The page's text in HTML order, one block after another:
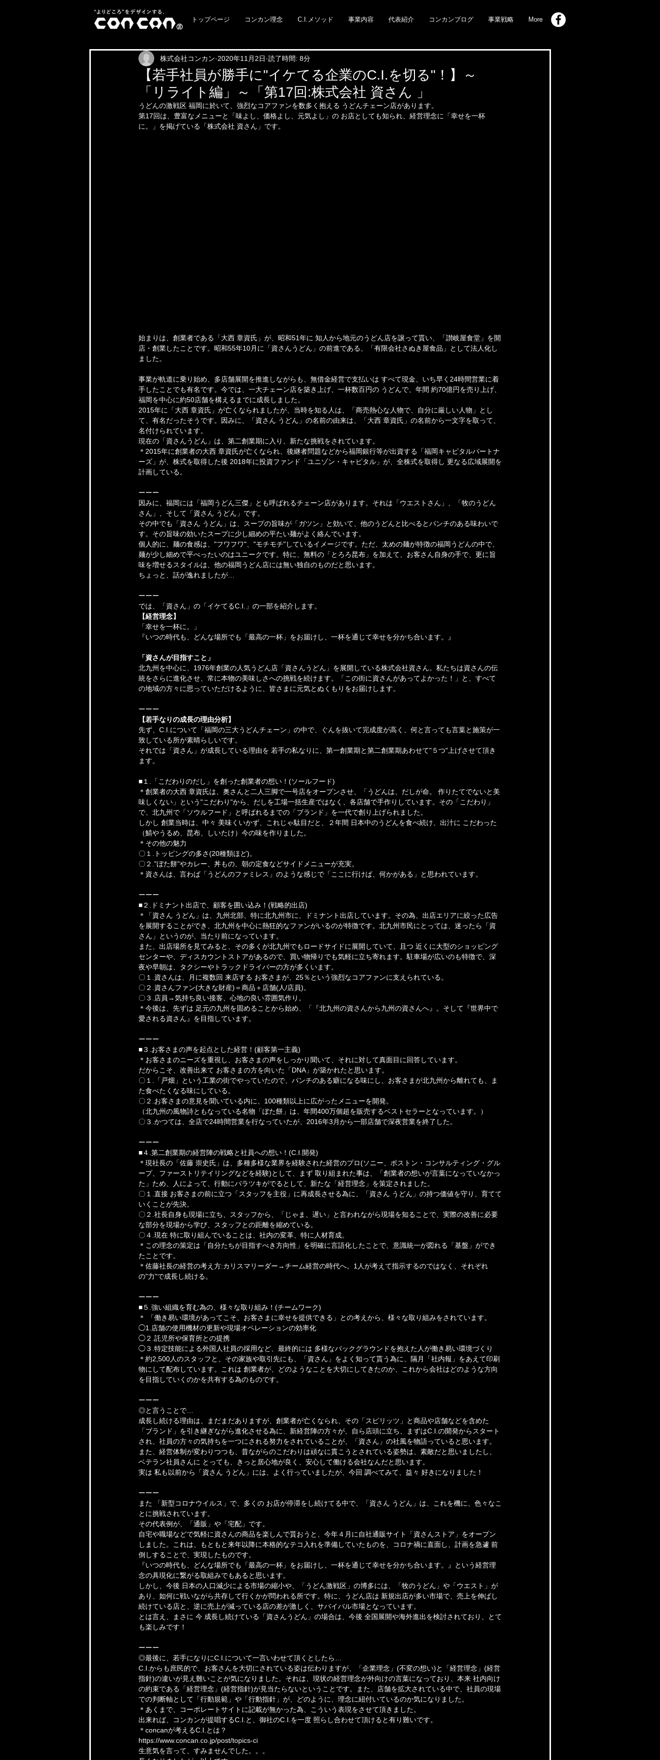
トップページ コンカン理念 C.I.メソッド 事業内容 代表紹介 コンカンブログ 事業戦略 More
【若手社員が勝手に"イケてる企業のC.I.を切る"！】～
「リライト編」～「第17回:株式会社 資さん 」
株式会社コンカン 2020年11月2日 読了時間: 8分
うどんの激戦区 福岡に於いて、強烈なコアファンを数多く抱える うどんチェーン店があります。
第17回は、豊富なメニューと「味よし、価格よし、元気よし」の お店としても知られ、経営理念に「幸せを一杯
に。」を掲げている「株式会社 資さん」です。
始まりは、創業者である「大西 章資氏」が、昭和51年に 知人から地元のうどん店を譲って貰い、「讃岐屋食堂」を開
店・創業したことです。昭和55年10月に「資さんうどん」の前進である、「有限会社さぬき屋食品」として法人化し
ました。
事業が軌道に乗り始め、多店舗展開を推進しながらも、無借金経営で支払いは すべて現金、いち早く24時間営業に着
手したことでも有名です。今では、一大チェーン店を築き上げ、一杯数百円の うどんで、年間 約70億円を売り上げ、
福岡を中心に約50店舗を構えるまでに成長しました。
2015年に「大西 章資氏」が亡くなられましたが、当時を知る人は、「商売熱心な人物で、自分に厳しい人物」とし
て、有名だったそうです。因みに、「資さん うどん」の名前の由来は、「大西 章資氏」の名前から一文字を取って、
名付けられています。
現在の「資さんうどん」は、第二創業期に入り、新たな挑戦をされています。
＊2015年に創業者の大西 章資氏が亡くなられ、後継者問題などから福岡銀行等が出資する「福岡キャピタルパートナ
ーズ」が、株式を取得した後 2018年に投資ファンド「ユニゾン・キャピタル」が、全株式を取得し 更なる広域展開を
計画している。
ーーー
因みに、福岡には「福岡うどん三傑」とも呼ばれるチェーン店があります。それは「ウエストさん」、「牧のうどん
さん」、そして「資さん うどん」です。
その中でも「資さん うどん」は、スープの旨味が「ガツン」と効いて、他のうどんと比べるとパンチのある味わいで
す。その旨味の効いたスープに少し細めの平たい麺がよく絡んでいます。
個人的に、麺の食感は、"フワフワ"、"モチモチ"しているイメージです。ただ、太めの麺が特徴の福岡うどんの中で、
麺が少し細めで平べったいのはユニークです。特に、無料の「とろろ昆布」を加えて、お客さん自身の手で、更に旨
味を増せるスタイルは、他の福岡うどん店には無い独自のものだと思います。
ちょっと、話が逸れましたが…
ーーー
では、「資さん」の「イケてるC.I.」の一部を紹介します。
【経営理念】
「幸せを一杯に。」
『いつの時代も、どんな場所でも「最高の一杯」をお届けし、一杯を通じて幸せを分かち合います。』
「資さんが目指すこと」
北九州を中心に、1976年創業の人気うどん店「資さんうどん」を展開している株式会社資さん。私たちは資さんの伝
統をさらに進化させ、常に本物の美味しさへの挑戦を続けます。「この街に資さんがあってよかった！」と、すべて
の地域の方々に思っていただけるように、皆さまに元気とぬくもりをお届けします。
ーーー
【若手なりの成長の理由分析】
先ず、C.I.について「福岡の三大うどんチェーン」の中で、ぐんを抜いて完成度が高く、何と言っても言葉と施策が一
致している所が素晴らしいです。
それでは「資さん」が成長している理由を 若手の私なりに、第一創業期と第二創業期あわせて"５つ"上げさせて頂き
ます。
■１.「こだわりのだし」を創った創業者の想い！(ソールフード)
＊創業者の大西 章資氏は、奥さんと二人三脚で一号店をオープンさせ、「うどんは、だしが命。 作りたてでないと美
味しくない」という"こだわり"から、だしを工場一括生産ではなく、各店舗で手作りしています。その「こだわり」
で、北九州で「ソウルフード」と呼ばれるまでの「ブランド」を一代で創り上げられました。
しかし 創業当時は、中々 美味くいかず、これじゃ駄目だと、２年間 日本中のうどんを食べ続け、出汁に こだわった
（鯖やうるめ、昆布、しいたけ）今の味を作りました。
＊その他の魅力
〇１.トッピングの多さ(20種類ほど)。
〇２."ぼた餅"やカレー、丼もの、朝の定食などサイドメニューが充実。
＊資さんは、言わば「うどんのファミレス」のような感じで「ここに行けば、何かがある」と思われています。
ーーー
■２.ドミナント出店で、顧客を囲い込み！(戦略的出店)
＊「資さん うどん」は、九州北部、特に北九州市に、ドミナント出店しています。その為、出店エリアに絞った広告
を展開することができ、北九州を中心に熱狂的なファンがいるのが特徴です。北九州市民にとっては、迷ったら「資
さん」というのが、当たり前になっています。
また、出店場所を見てみると、その多くが北九州でもロードサイドに展開していて、且つ 近くに大型のショッピング
センターや、ディスカウントストアがあるので、買い物帰りでも気軽に立ち寄れます。駐車場が広いのも特徴で、深
夜や早朝は、タクシーやトラックドライバーの方が多くいます。
〇１.資さんは、月に複数回 来店する お客さまが、25％という強烈なコアファンに支えられている。
〇２.資さんファン(大きな財産)＝商品＋店舗(人/店員)。
〇３.店員→気持ち良い接客、心地の良い雰囲気作り。
＊今後は、先ずは 足元の九州を固めることから始め、「『北九州の資さんから九州の資さんへ』。そして『世界中で
愛される資さん』を目指しています。
ーーー
■３.お客さまの声を起点とした経営！(顧客第一主義)
＊お客さまのニーズを重視し、お客さまの声をしっかり聞いて、それに対して真面目に回答しています。
だからこそ、改善出来て お客さまの方を向いた「DNA」が築かれたと思います。
〇１.「戸畑」という工業の街でやっていたので、パンチのある癖になる味にし、お客さまが北九州から離れても、ま
た食べたくなる味にしている。
〇２.お客さまの意見を聞いている内に、100種類以上に広がったメニューを開発。
（北九州の風物詩ともなっている名物「ぼた餅」は、年間400万個超を販売するベストセラーとなっています。）
〇３.かつては、全店で24時間営業を行なっていたが、2016年3月から一部店舗で深夜営業を終了した。
ーーー
■４.第二創業期の経営陣の戦略と社員への想い！(C.I.開発)
＊現社長の「佐藤 崇史氏」は、多種多様な業界を経験された経営のプロ(ソニー、ボストン・コンサルティング・グル
ープ、ファーストリテイリングなどを経験)として、まず 取り組まれた事は、「創業者の想いが言葉になっていなかっ
た」ため、人によって、行動にバラツキがでるとして、新たな「経営理念」を策定されました。
〇１.直接 お客さまの前に立つ「スタッフを主役」に再成長させる為に、「資さん うどん」の持つ価値を守り、育てて
いくことが先決。
〇２.社長自身も現場に立ち、スタッフから、「じゃま、遅い」と言われながら現場を知ることで、実際の改善に必要
な部分を現場から学び、スタッフとの距離を縮めている。
〇４.現在 特に取り組んでいることは、社内の変革、特に人材育成。
＊この理念の策定は「自分たちが目指すべき方向性」を明確に言語化したことで、意識統一が図れる「基盤」ができ
たことです。
＊佐藤社長の経営の考え方:カリスマリーダー→チーム経営の時代へ。1人が考えて指示するのではなく、それぞれ
の"力"で成長し続ける。
ーーー
■５.強い組織を育む為の、様々な取り組み！(チームワーク)
＊ 「働き易い環境があってこそ、お客さまに幸せを提供できる」との考えから、様々な取り組みをされています。
◯1.店舗の使用機材の更新や現場オペレーションの効率化
◯２.託児所や保育所との提携
◯３.特定技能による外国人社員の採用など、最終的には 多様なバックグラウンドを抱えた人が働き易い環境づくり
＊約2,500人のスタッフと、その家族や取引先にも、「資さん」をよく知って貰う為に、隔月「社内報」をあえて印刷
物にして配布しています。これは 創業者が、どのようなことを大切にしてきたのか、これから会社はどのような方向
を目指していくのかを共有する為のものです。
ーーー
◎と言うことで…
成長し続ける理由は、まだまだありますが、創業者が亡くなられ、その「スピリッツ」と商品や店舗などを含めた
「ブランド」を引き継ぎながら進化させる為に、新経営陣の方々が、自ら店頭に立ち、まずはC.I.の開発からスタート
され、社員の方々の気持ちを一つにされる努力をされていることが、「資さん」の社風を物語っていると思います。
また、経営体制が変わりつつも、昔ながらのこだわりは頑なに貫こうとされている姿勢は、素敵だと思いましたし、
ベテラン社員さんに とっても、きっと居心地が良く、安心して働ける会社なんだと思います。
実は 私も以前から「資さん うどん」には、よく行っていましたが、今回 調べてみて、益々 好きになりました！
ーーー
また 「新型コロナウイルス」で、多くの お店が停滞をし続けてる中で、「資さん うどん」は、これを機に、色々なこ
とに挑戦されています。
その代表例が、「通販」や「宅配」です。
自宅や職場などで気軽に資さんの商品を楽しんで貰おうと、今年４月に自社通販サイト「資さんストア」をオープン
しました。これは、もともと来年以降に本格的なテコ入れを準備していたものを、コロナ禍に直面し、計画を急遽 前
倒しすることで、実現したものです。
『いつの時代も、どんな場所でも「最高の一杯」をお届けし、一杯を通じて幸せを分かち合います。』という経営理
念の具現化に繋がる取組みでもあると思います。
しかし、今後 日本の人口減少による市場の縮小や、「うどん激戦区」の博多には、「牧のうどん」や「ウエスト」が
あり、如何に戦いながら共存して行くかが問われる所です。特に、うどん店は 新規出店が多い市場で、売上を伸ばし
続けている店と、逆に売上が減っている店の差が激しく、サバイバル市場となっています。
とは言え、まさに 今 成長し続けている「資さんうどん」の場合は、今後 全国展開や海外進出を検討されており、とて
も楽しみです！
ーーー
◎最後に、若手になりにC.I.について一言いわせて頂くとしたら…
C.I.からも庶民的で、お客さんを大切にされている姿は伝わりますが、「企業理念」(不変の想い)と「経営理念」(経営
指針)の違いが見え難いことが気になりました。それは、現状の経営理念が外向けの言葉になっており、本来 社内向け
の約束である「経営理念」(経営指針)が見当たらないということです。また、店舗を拡大されている中で、社員の現場
での判断軸として「行動規範」や「行動指針」が、どのように、理念に紐付いているのか気になりました。
＊あくまで、コーポレートサイトに記載が無かった為、こういう表現をさせて頂きました。
出来れば、コンカンが提唱するC.I.と、御社のC.I.を一度 照らし合わせて頂けると有り難いです。
＊concanが考えるC.I.とは？
https://www.concan.co.jp/post/topics-ci
生意気を言って、すみませんでした。。。